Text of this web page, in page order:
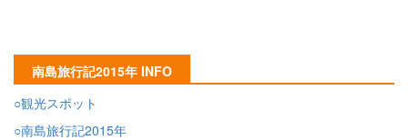
南島旅行記2015年 INFO
○観光スポット
○南島旅行記2015年